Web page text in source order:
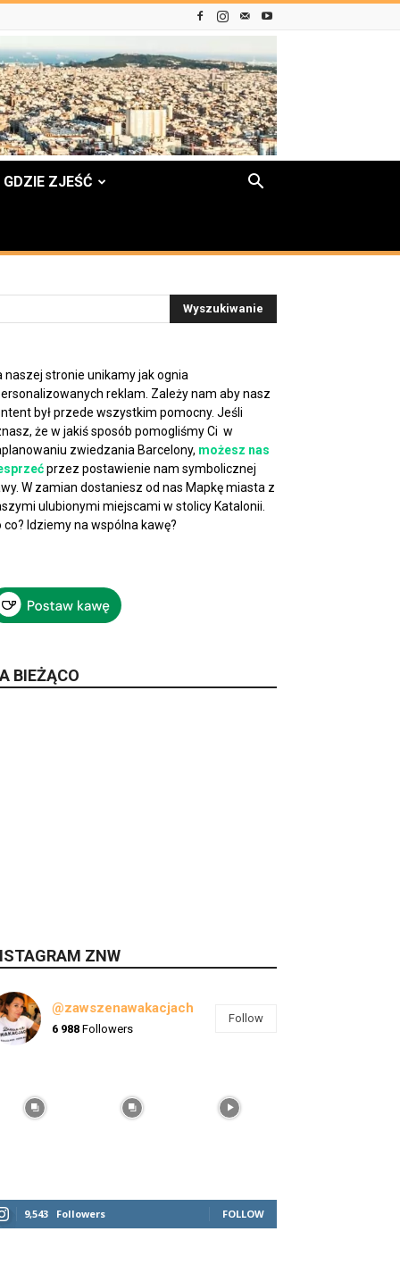
GDZIE ZJEŚĆ
naszej stronie unikamy jak ognia
reklam. Zależy nam aby nasz
był przede wszystkim pomocny. Jeśli
że w jakiś sposób pomogliśmy Ci w
zwiedzania Barcelony, możesz nas
przez postawienie nam symbolicznej
W zamian dostaniesz od nas Mapkę miasta z
ulubionymi miejscami w stolicy Katalonii.
co? Idziemy na wspólna kawę?
BIEŻĄCO
ZNW
@zawszenawakacjach
6 988 Followers
Follow
9,543 Followers FOLLOW